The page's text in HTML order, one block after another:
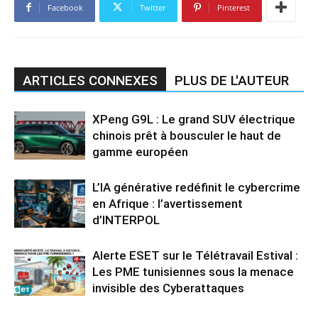
Facebook Twitter Pinterest
ARTICLES CONNEXES PLUS DE L'AUTEUR
XPeng G9L : Le grand SUV électrique
chinois prêt à bousculer le haut de
gamme européen
L’IA générative redéfinit le cybercrime
en Afrique : l’avertissement
d’INTERPOL
Alerte ESET sur le Télétravail Estival :
Les PME tunisiennes sous la menace
invisible des Cyberattaques